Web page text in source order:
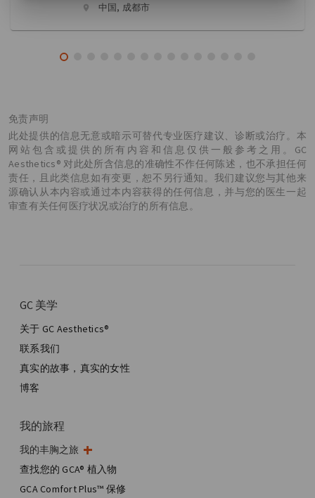
中国, 成都市
免责声明
此处提供的信息无意或暗示可替代专业医疗建议、诊断或治疗。本
网站包含或提供的所有内容和信息仅供一般参考之用。GC
Aesthetics® 对此处所含信息的准确性不作任何陈述，也不承担任何
责任，且此类信息如有变更，恕不另行通知。我们建议您与其他来
源确认从本内容或通过本内容获得的任何信息，并与您的医生一起
审查有关任何医疗状况或治疗的所有信息。
GC 美学
关于 GC Aesthetics®
联系我们
真实的故事，真实的女性
博客
我的旅程
我的丰胸之旅
我的手术
美学乳房手术
全乳房重建
查找您的 GCA® 植入物
GCA Comfort Plus™ 保修